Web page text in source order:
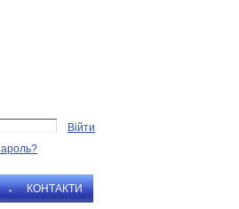
КОНТАКТИ